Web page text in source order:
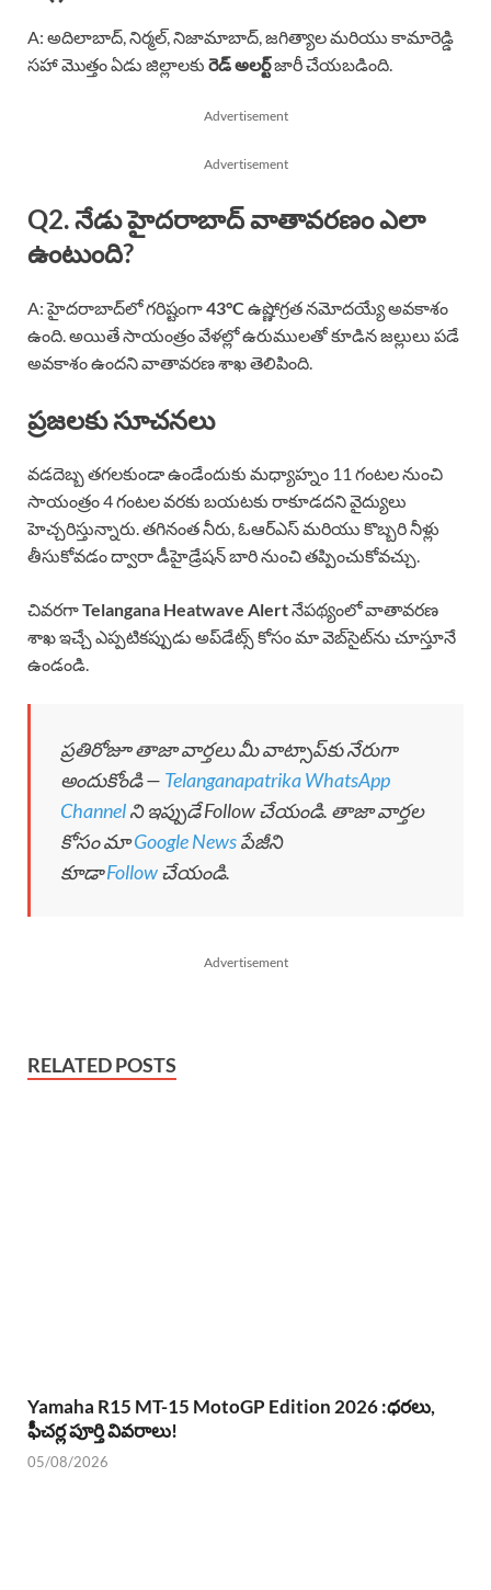
A: అదిలాబాద్, నిర్మల్, నిజామాబాద్, జగిత్యాల మరియు కామారెడ్డి
సహా మొత్తం ఏడు జిల్లాలకు రెడ్ అలర్ట్జారీ చేయబడింది.
Advertisement
Advertisement
Q2. నేడు హైదరాబాద్ వాతావరణం ఎలా
ఉంటుంది?
A: హైదరాబాద్‌లో గరిష్టంగా43°C ఉష్ణోగ్రత నమోదయ్యే అవకాశం
ఉంది. అయితే సాయంత్రం వేళల్లో ఉరుములతో కూడిన జల్లులు పడే
అవకాశం ఉందని వాతావరణ శాఖ తెలిపింది.
ప్రజలకు సూచనలు
వడదెబ్బ తగలకుండా ఉండేందుకు మధ్యాహ్నం 11 గంటల నుంచి
సాయంత్రం 4 గంటల వరకు బయటకు రాకూడదని వైద్యులు
హెచ్చరిస్తున్నారు. తగినంత నీరు, ఓఆర్ఎస్ మరియు కొబ్బరి నీళ్లు
తీసుకోవడం ద్వారా డీహైడ్రేషన్ బారి నుంచి తప్పించుకోవచ్చు.
చివరగాTelangana Heatwave Alertనేపథ్యంలో వాతావరణ
శాఖ ఇచ్చే ఎప్పటికప్పుడు అప్‌డేట్స్ కోసం మా వెబ్‌సైట్‌ను చూస్తూనే
ఉండండి.
ప్రతిరోజూ తాజా వార్తలు మీ వాట్సాప్‌కు నేరుగా
అందుకోండి — Telanganapatrika WhatsApp
Channelని ఇప్పుడే Follow చేయండి. తాజా వార్తల
కోసం మాGoogle Newsపేజీని
కూడాFollowచేయండి.
Advertisement
RELATED POSTS
Yamaha R15 MT-15 MotoGP Edition 2026 :ధరలు,
ఫీచర్ల పూర్తి వివరాలు!
05/08/2026